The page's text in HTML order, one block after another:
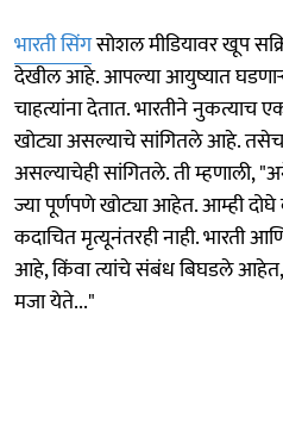
भारती सिंगसोशल मीडियावर खूप
देखील आहे. आपल्या आयुष्यात
चाहत्यांना देतात. भारतीने नुकत्याच
खोट्या असल्याचे सांगितले आहे.
असल्याचेही सांगितले. ती
ज्या पूर्णपणे खोट्या आहेत. आम्ही
कदाचित मृत्यूनंतरही नाही. भारती
आहे, किंवा त्यांचे संबंध बिघडले
मजा येते..."